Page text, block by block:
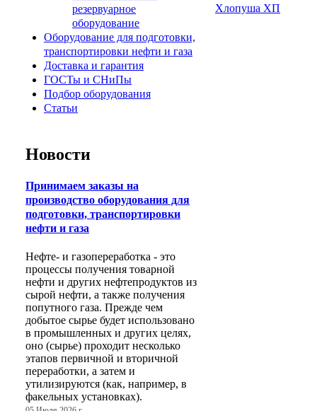
резервуарное
оборудование
Оборудование для подготовки,
транспортировки нефти и газа
Доставка и гарантия
ГОСТы и СНиПы
Подбор оборудования
Статьи
Новости
Принимаем заказы на
производство оборудования для
подготовки, транспортировки
нефти и газа
Нефте- и газопереработка - это
процессы получения товарной
нефти и других нефтепродуктов из
сырой нефти, а также получения
попутного газа. Прежде чем
добытое сырье будет использовано
в промышленных и других целях,
оно (сырье) проходит несколько
этапов первичной и вторичной
переработки, а затем и
утилизируются (как, например, в
факельных установках).
Хлопуша ХП